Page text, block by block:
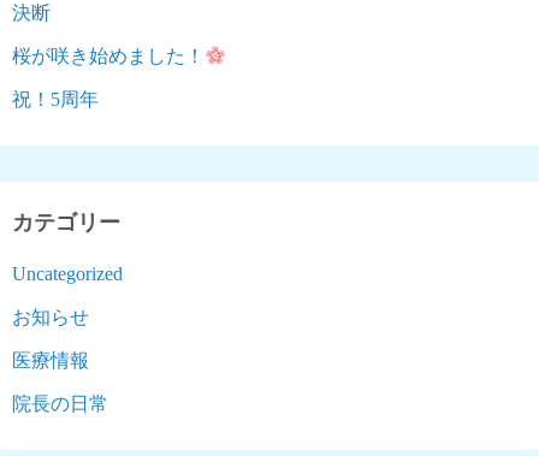
決断
桜が咲き始めました！
祝！5周年
カテゴリー
Uncategorized
お知らせ
医療情報
院長の日常